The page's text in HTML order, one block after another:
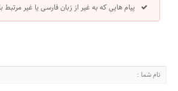
پیام هایی که به غیر از زبان فارسی یا غیر